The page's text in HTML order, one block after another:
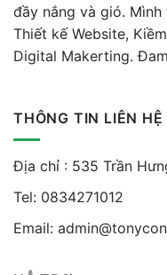
đầy nắng và gió.
Thiết kế Website,
Digital Makerting.
THÔNG TIN LIÊN HỆ
Địa chỉ : 535 Trần
Tel: 0834271012
Email: